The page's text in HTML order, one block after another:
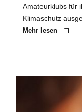
Amateurklubs für
Klimaschutz
Mehr lesen